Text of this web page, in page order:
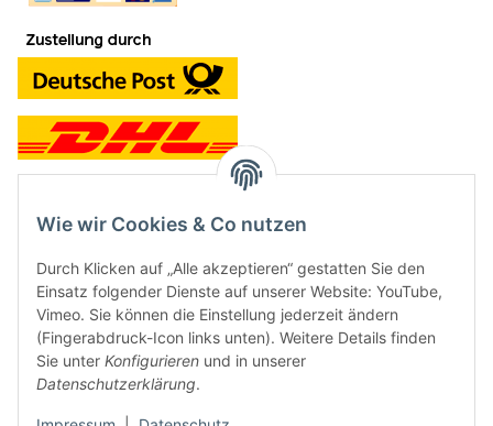
Neben dem Onlineshop haben wir ein Ladengeschäft in Hütten:
Frontline Games
Färbereiweg 3A
24358 Hütten
Wie wir Cookies & Co nutzen
Durch Klicken auf „Alle akzeptieren“ gestatten Sie den
Einsatz folgender Dienste auf unserer Website: YouTube,
Vimeo. Sie können die Einstellung jederzeit ändern
(Fingerabdruck-Icon links unten). Weitere Details finden
Sie unter Konfigurieren und in unserer
Datenschutzerklärung.